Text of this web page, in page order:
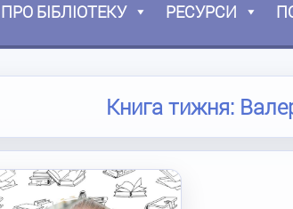
ПРО БІБЛІОТЕКУ РЕСУРСИ
Книга тижня: